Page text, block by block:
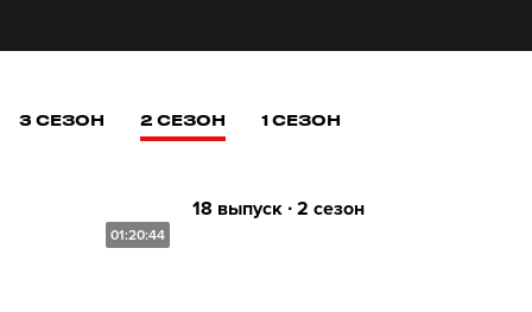
3 СЕЗОН 2 СЕЗОН 1 СЕЗОН
01:20:44
18 выпуск ∙ 2 сезон